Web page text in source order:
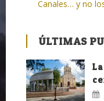
Canales… y no
ÚLTIMAS